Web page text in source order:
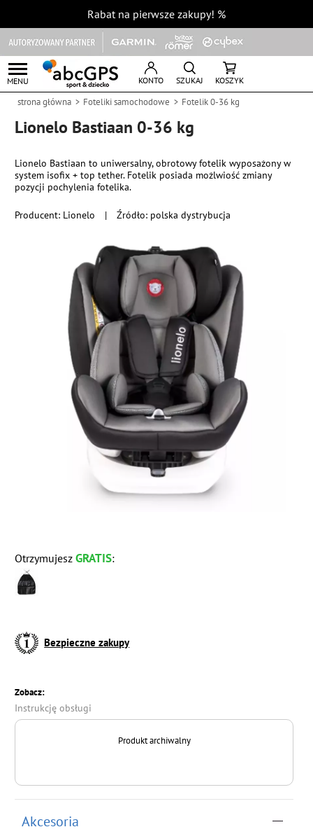
Rabat na pierwsze zakupy! %
MENU KONTO SZUKAJ KOSZYK
strona główna Foteliki samochodowe Fotelik 0-36 kg
Lionelo Bastiaan 0-36 kg
Producent: Lionelo | Źródło: polska dystrybucja
Lionelo Bastiaan to uniwersalny, obrotowy fotelik wyposażony w
system isofix + top tether. Fotelik posiada możlwiość zmiany
pozycji pochylenia fotelika.
OtrzymujeszGRATIS:
Bezpieczne zakupy
Zobacz:
Instrukcję obsługi
Produkt archiwalny
Akcesoria